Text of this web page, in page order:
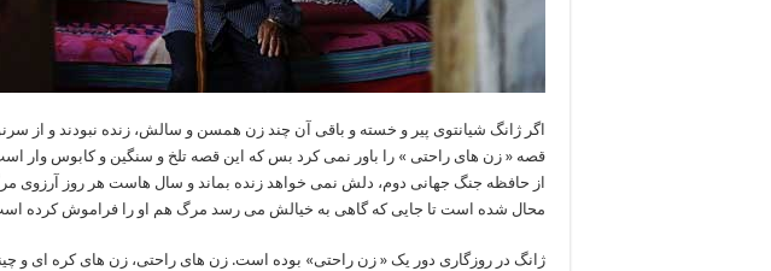
اگر ژانگ شیانتوی پیر و خسته و باقی آن چند زن همسن و سالش، زنده نبودند و از
قصه « زن های راحتی » را باور نمی کرد بس که این قصه تلخ و سنگین و کابوس وار
از حافظه جنگ جهانی دوم،‌ دلش نمی خواهد زنده بماند و سال هاست هر روز آرزوی
محال شده است تا جایی که گاهی به خیالش می رسد مرگ هم او را فراموش کرده
ژانگ در روزگاری دور یک « زن راحتی» بوده است. زن های راحتی، زن های کره ای و